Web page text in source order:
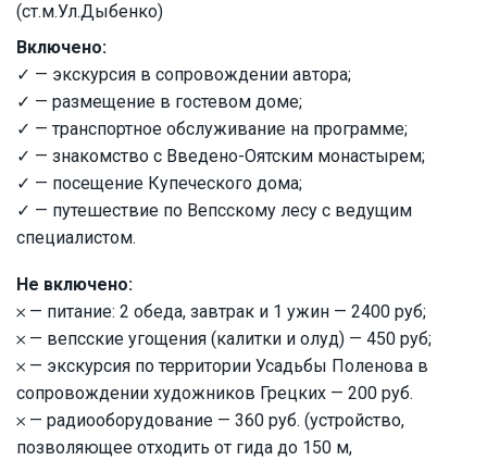
(ст.м.Ул.Дыбенко)
Включено:
✓ — экскурсия в сопровождении автора;
✓ — размещение в гостевом доме;
✓ — транспортное обслуживание на программе;
✓ — знакомство с Введено-Оятским монастырем;
✓ — посещение Купеческого дома;
✓ — путешествие по Вепсскому лесу с ведущим
специалистом.
Не включено:
𐄂 — питание: 2 обеда, завтрак и 1 ужин — 2400 руб;
𐄂 — вепсские угощения (калитки и олуд) — 450 руб;
𐄂 — экскурсия по территории Усадьбы Поленова в
сопровождении художников Грецких — 200 руб.
𐄂 — радиооборудование — 360 руб. (устройство,
позволяющее отходить от гида до 150 м,